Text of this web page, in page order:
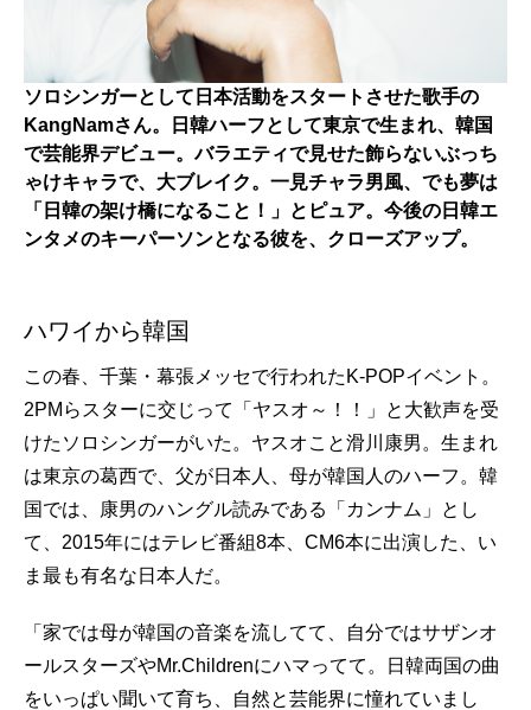
ソロシンガーとして日本活動をスタートさせた歌手の
KangNamさん。日韓ハーフとして東京で生まれ、韓国
で芸能界デビュー。バラエティで見せた飾らないぶっち
ゃけキャラで、大ブレイク。一見チャラ男風、でも夢は
「日韓の架け橋になること！」とピュア。今後の日韓エ
ンタメのキーパーソンとなる彼を、クローズアップ。
ハワイから韓国
この春、千葉・幕張メッセで行われたK-POPイベント。
2PMらスターに交じって「ヤスオ～！！」と大歓声を受
けたソロシンガーがいた。ヤスオこと滑川康男。生まれ
は東京の葛西で、父が日本人、母が韓国人のハーフ。韓
国では、康男のハングル読みである「カンナム」とし
て、2015年にはテレビ番組8本、CM6本に出演した、い
ま最も有名な日本人だ。
「家では母が韓国の音楽を流してて、自分ではサザンオ
ールスターズやMr.Childrenにハマってて。日韓両国の曲
をいっぱい聞いて育ち、自然と芸能界に憧れていまし